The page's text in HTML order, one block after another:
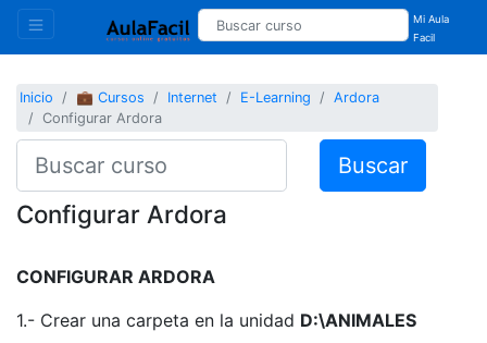
Mi Aula
Facil
Inicio 💼 Cursos Internet E-Learning
Ardora
Configurar Ardora
Buscar
Configurar Ardora
CONFIGURAR ARDORA
1.- Crear una carpeta en la unidad D:\ANIMALES